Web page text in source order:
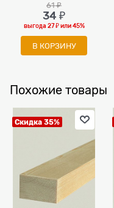
61 ₽
34 ₽
выгода 27 ₽или45%
В КОРЗИНУ
Похожие товары
Скидка 35%